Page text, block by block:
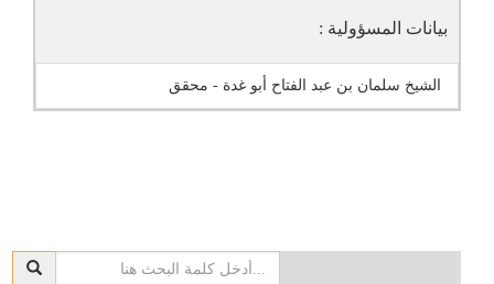
بيانات المسؤولية :
الشيخ سلمان بن عبد الفتاح أبو غدة - محقق